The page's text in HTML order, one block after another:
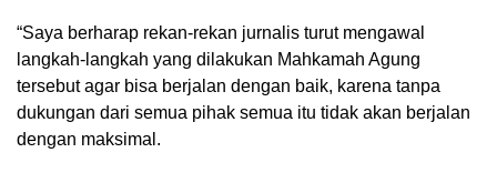
“Saya berharap rekan-rekan jurnalis turut mengawal
langkah-langkah yang dilakukan Mahkamah Agung
tersebut agar bisa berjalan dengan baik, karena tanpa
dukungan dari semua pihak semua itu tidak akan berjalan
dengan maksimal.